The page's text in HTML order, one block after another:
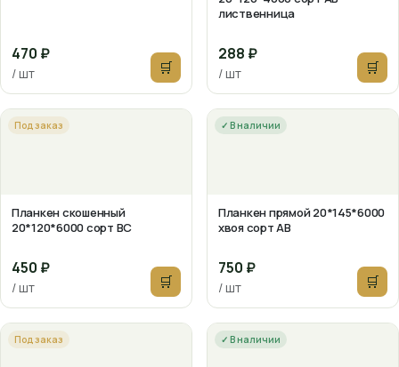
470 ₽
/ шт 🛒
лиственница
288 ₽
/ шт 🛒
Под заказ
Планкен скошенный
20*120*6000 сорт ВС
450 ₽
/ шт 🛒
✓ В наличии
Планкен прямой 20*145*6000
хвоя сорт АВ
750 ₽
/ шт 🛒
Под заказ ✓ В наличии